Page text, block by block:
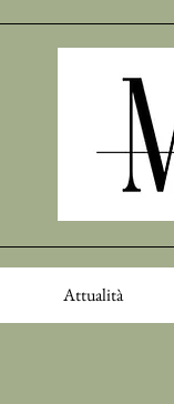
Attualità